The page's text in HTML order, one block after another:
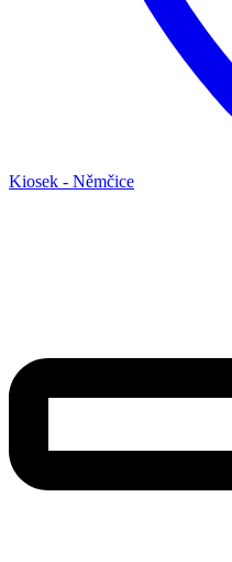
Kiosek - Němčice